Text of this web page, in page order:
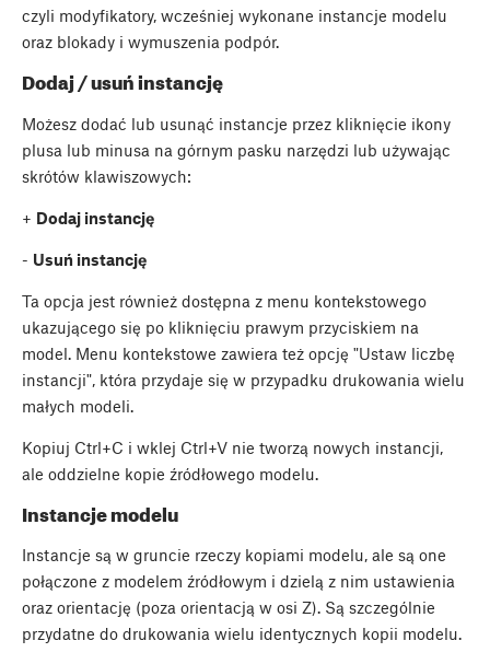
czyli modyfikatory, wcześniej wykonane instancje modelu
oraz blokady i wymuszenia podpór.
Dodaj / usuń instancję
Możesz dodać lub usunąć instancje przez kliknięcie ikony
plusa lub minusa na górnym pasku narzędzi lub używając
skrótów klawiszowych:
+ Dodaj instancję
- Usuń instancję
Ta opcja jest również dostępna z menu kontekstowego
ukazującego się po kliknięciu prawym przyciskiem na
model. Menu kontekstowe zawiera też opcję "Ustaw liczbę
instancji", która przydaje się w przypadku drukowania wielu
małych modeli.
Kopiuj Ctrl+C i wklej Ctrl+V nie tworzą nowych instancji,
ale oddzielne kopie źródłowego modelu.
Instancje modelu
Instancje są w gruncie rzeczy kopiami modelu, ale są one
połączone z modelem źródłowym i dzielą z nim ustawienia
oraz orientację (poza orientacją w osi Z). Są szczególnie
przydatne do drukowania wielu identycznych kopii modelu.